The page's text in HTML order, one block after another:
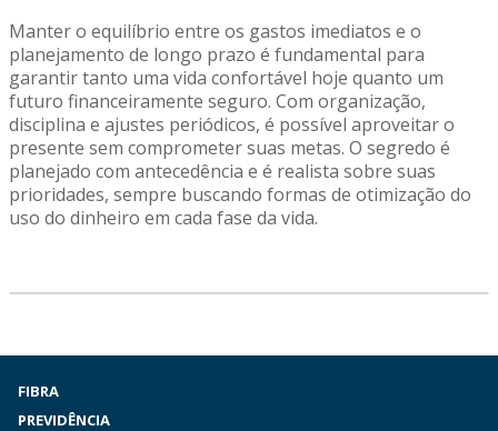
Manter o equilíbrio entre os gastos imediatos e o
planejamento de longo prazo é fundamental para
garantir tanto uma vida confortável hoje quanto um
futuro financeiramente seguro. Com organização,
disciplina e ajustes periódicos, é possível aproveitar o
presente sem comprometer suas metas. O segredo é
planejado com antecedência e é realista sobre suas
prioridades, sempre buscando formas de otimização do
uso do dinheiro em cada fase da vida.
FIBRA
PREVIDÊNCIA